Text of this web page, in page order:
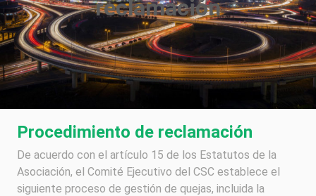
reclamación
Procedimiento de reclamación
De acuerdo con el artículo 15 de los Estatutos de la
Asociación, el Comité Ejecutivo del CSC establece el
siguiente proceso de gestión de quejas, incluida la